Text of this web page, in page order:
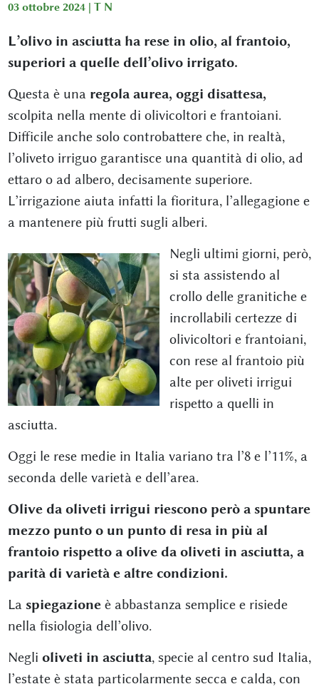
03 ottobre 2024 | T N
L’olivo in asciutta ha rese in olio, al frantoio,
superiori a quelle dell’olivo irrigato.
Questa è una regola aurea, oggi disattesa,
scolpita nella mente di olivicoltori e frantoiani.
Difficile anche solo controbattere che, in realtà,
l’oliveto irriguo garantisce una quantità di olio, ad
ettaro o ad albero, decisamente superiore.
L’irrigazione aiuta infatti la fioritura, l’allegagione e
a mantenere più frutti sugli alberi.
Negli ultimi giorni, però,
si sta assistendo al
crollo delle granitiche e
incrollabili certezze di
olivicoltori e frantoiani,
con rese al frantoio più
alte per oliveti irrigui
rispetto a quelli in
asciutta.
Oggi le rese medie in Italia variano tra l’8 e l’11%, a
seconda delle varietà e dell’area.
Olive da oliveti irrigui riescono però a spuntare
mezzo punto o un punto di resa in più al
frantoio rispetto a olive da oliveti in asciutta, a
parità di varietà e altre condizioni.
La spiegazioneè abbastanza semplice e risiede
nella fisiologia dell’olivo.
Negli oliveti in asciutta, specie al centro sud Italia,
l’estate è stata particolarmente secca e calda, con